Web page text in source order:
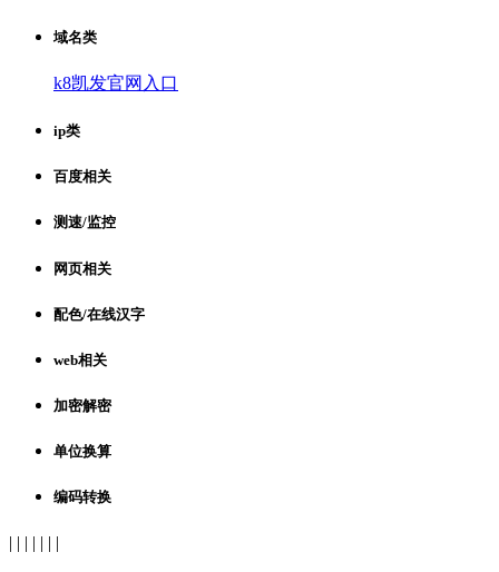
域名类
k8凯发官网入口
ip类
百度相关
测速/监控
网页相关
配色/在线汉字
web相关
加密解密
单位换算
编码转换
| | | | | | |